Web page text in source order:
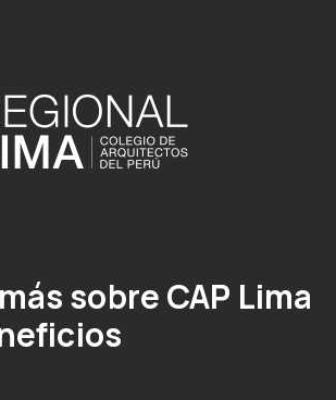
sobre CAP Lima